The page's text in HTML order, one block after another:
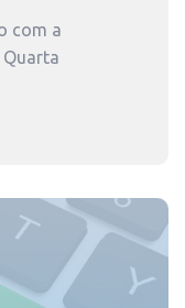
com a